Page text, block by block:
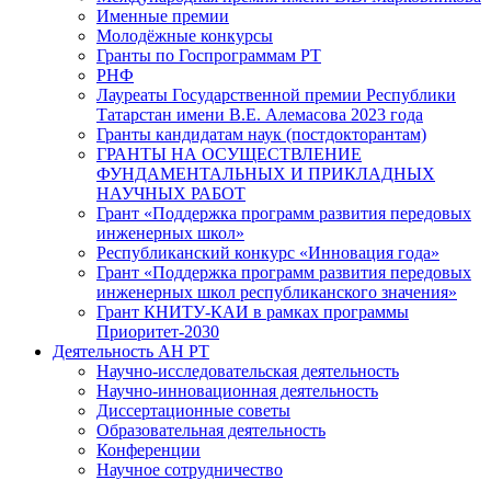
Именные премии
Молодёжные конкурсы
Гранты по Госпрограммам РТ
РНФ
Лауреаты Государственной премии Республики
Татарстан имени В.Е. Алемасова 2023 года
Гранты кандидатам наук (постдокторантам)
ГРАНТЫ НА ОСУЩЕСТВЛЕНИЕ
ФУНДАМЕНТАЛЬНЫХ И ПРИКЛАДНЫХ
НАУЧНЫХ РАБОТ
Грант «Поддержка программ развития передовых
инженерных школ»
Республиканский конкурс «Инновация года»
Грант «Поддержка программ развития передовых
инженерных школ республиканского значения»
Грант КНИТУ-КАИ в рамках программы
Приоритет-2030
Деятельность АН РТ
Научно-исследовательская деятельность
Научно-инновационная деятельность
Диссертационные советы
Образовательная деятельность
Конференции
Научное сотрудничество